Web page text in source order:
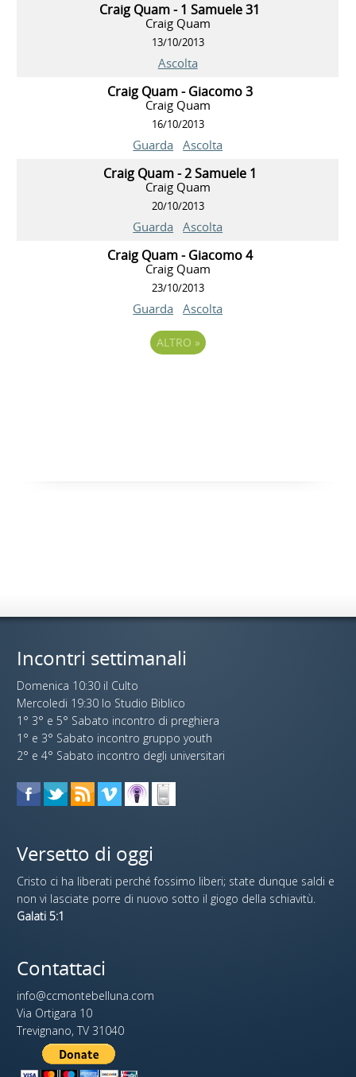
Craig Quam - 1 Samuele 31
Craig Quam
13/10/2013
Ascolta
Craig Quam - Giacomo 3
Craig Quam
16/10/2013
Guarda Ascolta
Craig Quam - 2 Samuele 1
Craig Quam
20/10/2013
Guarda Ascolta
Craig Quam - Giacomo 4
Craig Quam
23/10/2013
Guarda Ascolta
ALTRO »
Incontri settimanali
Domenica 10:30 il Culto
Mercoledi 19:30 lo Studio Biblico
1° 3° e 5° Sabato incontro di preghiera
1° e 3° Sabato incontro gruppo youth
2° e 4° Sabato incontro degli universitari
Versetto di oggi
Cristo ci ha liberati perché fossimo liberi; state dunque saldi e
non vi lasciate porre di nuovo sotto il giogo della schiavitù.
Galati 5:1
Contattaci
info@ccmontebelluna.com
Via Ortigara 10
Trevignano, TV 31040